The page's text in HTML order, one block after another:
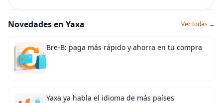
Novedades en Yaxa Ver todas →
Bre-B: paga más rápido y ahorra en tu compra
Yaxa ya habla el idioma de más países